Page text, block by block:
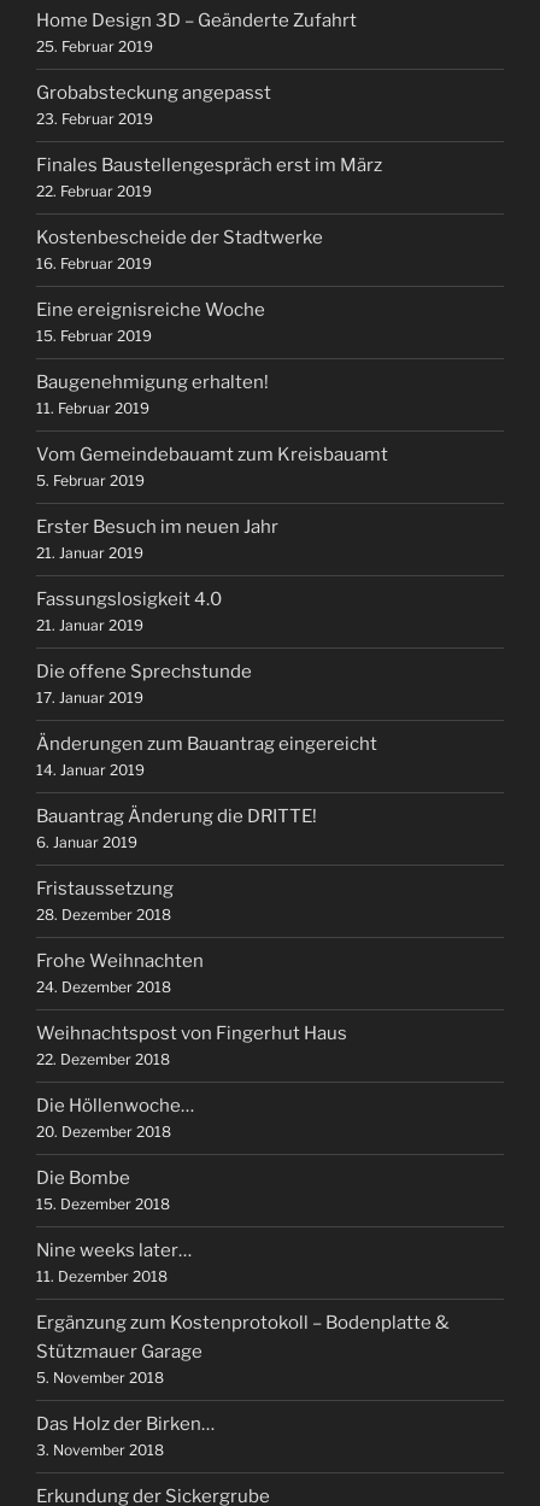
Home Design 3D – Geänderte Zufahrt
25. Februar 2019
Grobabsteckung angepasst
23. Februar 2019
Finales Baustellengespräch erst im März
22. Februar 2019
Kostenbescheide der Stadtwerke
16. Februar 2019
Eine ereignisreiche Woche
15. Februar 2019
Baugenehmigung erhalten!
11. Februar 2019
Vom Gemeindebauamt zum Kreisbauamt
5. Februar 2019
Erster Besuch im neuen Jahr
21. Januar 2019
Fassungslosigkeit 4.0
21. Januar 2019
Die offene Sprechstunde
17. Januar 2019
Änderungen zum Bauantrag eingereicht
14. Januar 2019
Bauantrag Änderung die DRITTE!
6. Januar 2019
Fristaussetzung
28. Dezember 2018
Frohe Weihnachten
24. Dezember 2018
Weihnachtspost von Fingerhut Haus
22. Dezember 2018
Die Höllenwoche…
20. Dezember 2018
Die Bombe
15. Dezember 2018
Nine weeks later…
11. Dezember 2018
Ergänzung zum Kostenprotokoll – Bodenplatte &
Stützmauer Garage
5. November 2018
Das Holz der Birken…
3. November 2018
Erkundung der Sickergrube